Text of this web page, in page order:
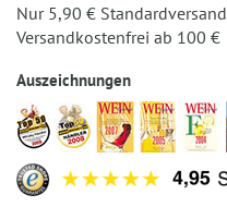
Nur 5,90 € Standardversand
Versandkostenfrei ab 100 €
Auszeichnungen